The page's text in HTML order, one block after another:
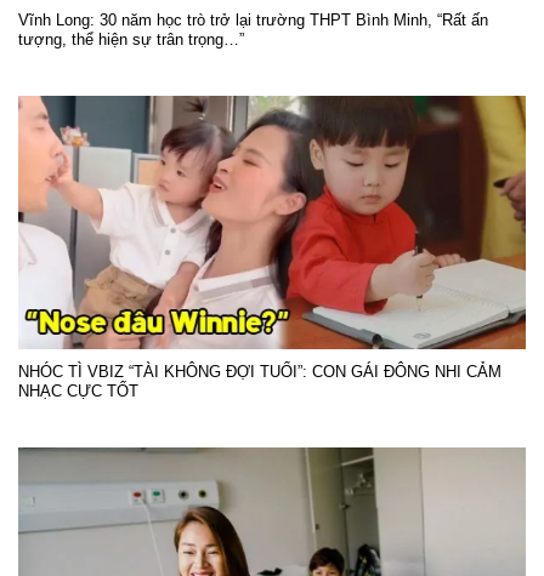
Vĩnh Long: 30 năm học trò trở lại trường THPT Bình Minh, “Rất ấn
tượng, thể hiện sự trân trọng…”
NHÓC TÌ VBIZ “TÀI KHÔNG ĐỢI TUỔI”: CON GÁI ĐÔNG NHI CẢM
NHẠC CỰC TỐT